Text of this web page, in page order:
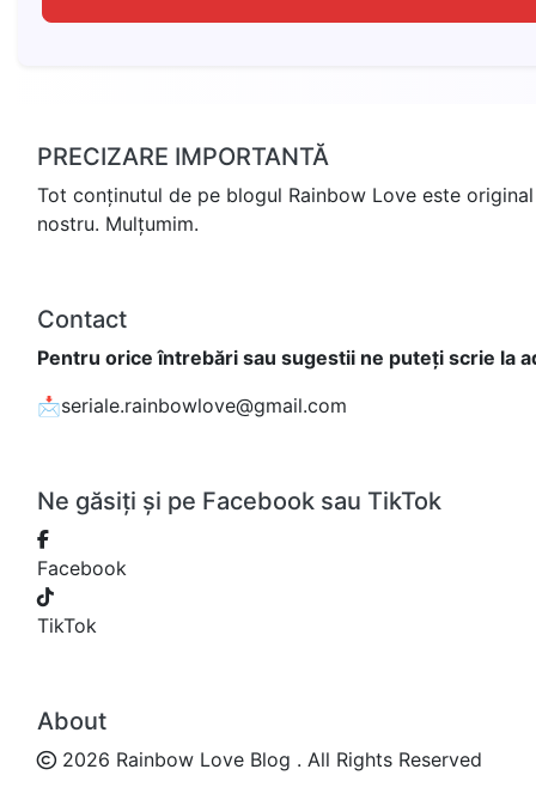
PRECIZARE IMPORTANTĂ
Tot conținutul de pe blogul Rainbow Love este
nostru. Mulțumim.
Contact
Pentru orice întrebări sau sugestii ne puteți scrie la
📩seriale.rainbowlove@gmail.com
Ne găsiți și pe Facebook sau TikTok
Facebook
TikTok
About
2026 Rainbow Love Blog . All Rights Reserved